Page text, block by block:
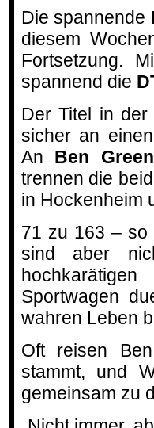
Die spannende
diesem
Fortsetzung.
spannend die
Der Titel in
sicher an
An Ben Green
trennen die
in Hockenheim
71 zu 163 – so
sind aber
Sportwagen
wahren Leben
Oft reisen
stammt, und
gemeinsam zu